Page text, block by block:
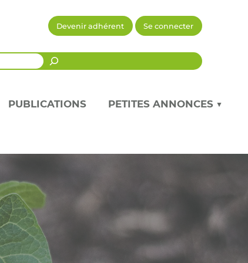
Devenir adhérent Se connecter
PUBLICATIONS PETITES ANNONCES ▼